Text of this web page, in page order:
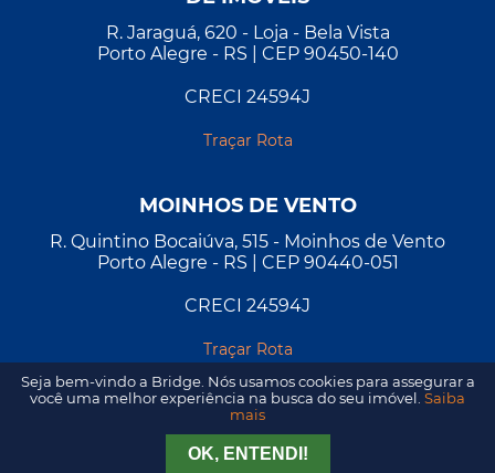
Tirar Dúvida Agendar Visita
R. Jaraguá, 620 - Loja - Bela Vista
Porto Alegre - RS | CEP 90450-140
CRECI 24594J
Traçar Rota
MOINHOS DE VENTO
R. Quintino Bocaiúva, 515 - Moinhos de Vento
Porto Alegre - RS | CEP 90440-051
CRECI 24594J
Traçar Rota
Seja bem-vindo a Bridge. Nós usamos cookies para assegurar a
você uma melhor experiência na busca do seu imóvel. Saiba
mais
OK, ENTENDI!